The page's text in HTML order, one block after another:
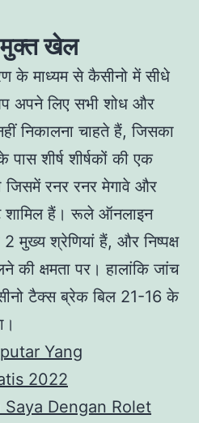
खेल
के माध्यम से कैसीनो में सीधे
अपने लिए सभी शोध और
निकालना चाहते हैं, जिसका
शीर्ष शीर्षकों की एक
जिसमें रनर रनर मेगावे और
शामिल हैं। रूले ऑनलाइन
मुख्य श्रेणियां हैं, और निष्पक्ष
की क्षमता पर। हालांकि जांच
टैक्स ब्रेक बिल 21-16 के
Yang
2022
Dengan Rolet